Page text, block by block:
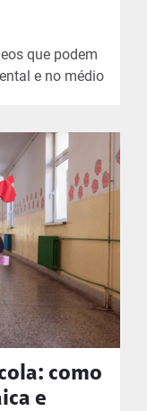
que podem
e no médio
como
e